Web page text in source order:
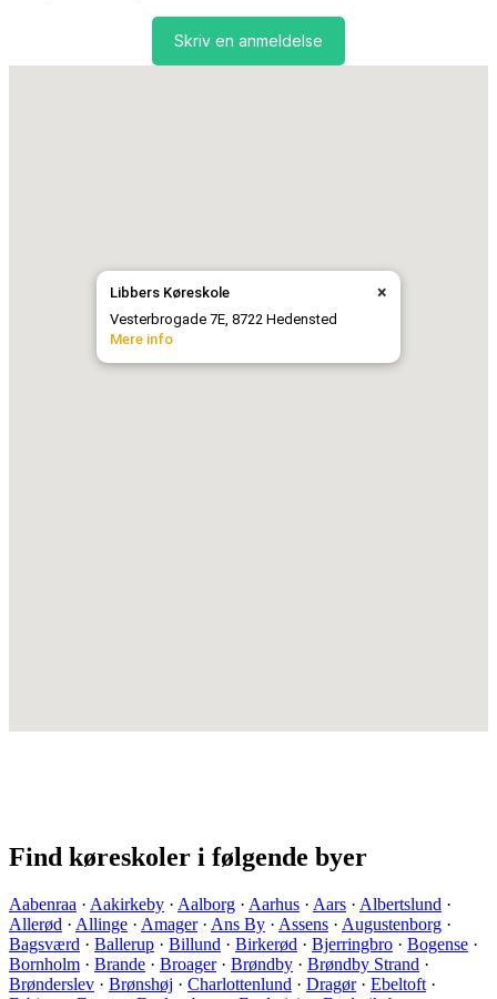
Skriv en anmeldelse
×
Libbers Køreskole
Vesterbrogade 7E, 8722 Hedensted
Mere info
Find køreskoler i følgende byer
Aabenraa · Aakirkeby · Aalborg · Aarhus · Aars · Albertslund ·
Allerød · Allinge · Amager· Ans By · Assens · Augustenborg ·
Bagsværd · Ballerup · Billund · Birkerød · Bjerringbro · Bogense ·
Bornholm · Brande · Broager· Brøndby · Brøndby Strand ·
Brønderslev · Brønshøj · Charlottenlund · Dragør· Ebeltoft ·